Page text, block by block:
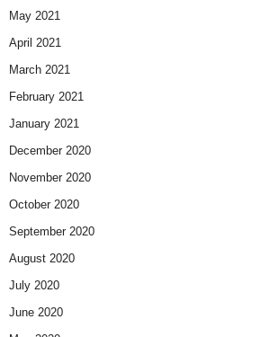
May 2021
April 2021
March 2021
February 2021
January 2021
December 2020
November 2020
October 2020
September 2020
August 2020
July 2020
June 2020